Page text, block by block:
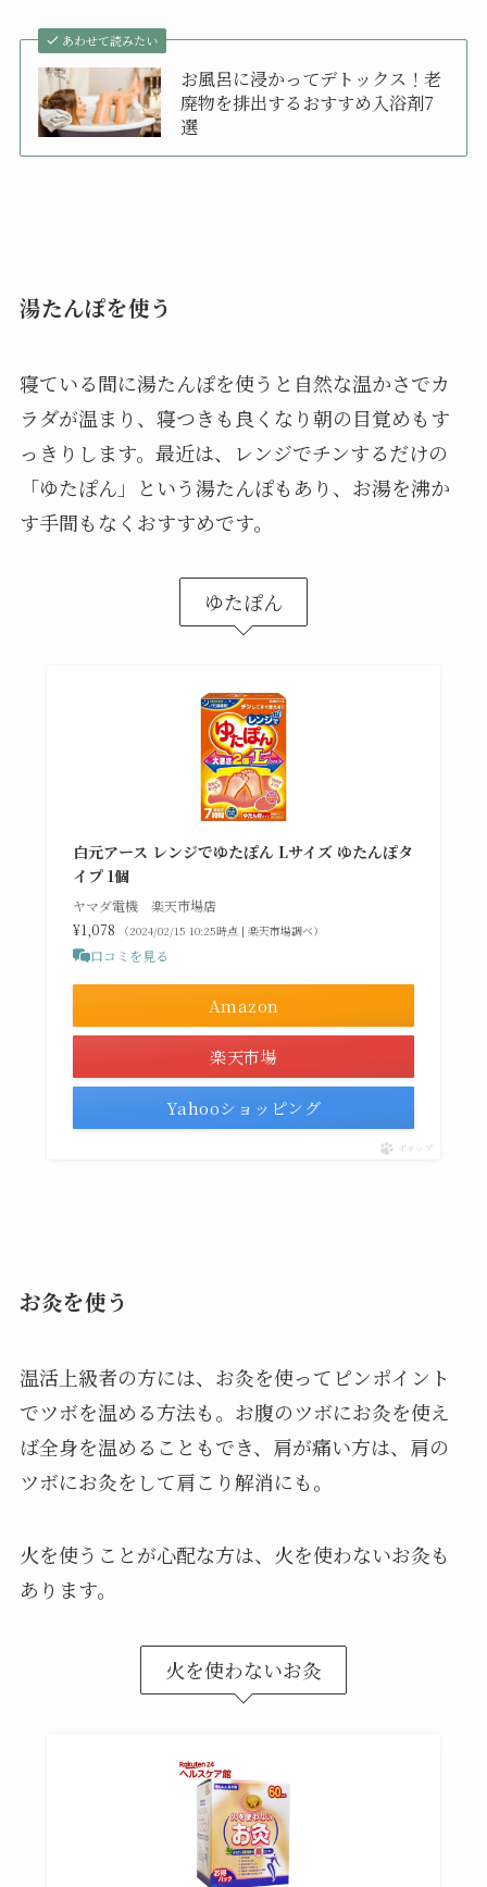
あわせて読みたい
お風呂に浸かってデトックス！老
廃物を排出するおすすめ入浴剤7
選
湯たんぽを使う
寝ている間に湯たんぽを使うと自然な温かさでカ
ラダが温まり、寝つきも良くなり朝の目覚めもす
っきりします。最近は、レンジでチンするだけの
「ゆたぽん」という湯たんぽもあり、お湯を沸か
す手間もなくおすすめです。
ゆたぽん
白元アース レンジでゆたぽん Lサイズ ゆたんぽタ
イプ 1個
ヤマダ電機 楽天市場店
¥1,078
（2024/02/15 10:25時点 | 楽天市場調べ）
口コミを見る
Amazon
楽天市場
Yahooショッピング
ポチップ
お灸を使う
温活上級者の方には、お灸を使ってピンポイント
でツボを温める方法も。お腹のツボにお灸を使え
ば全身を温めることもでき、肩が痛い方は、肩の
ツボにお灸をして肩こり解消にも。
火を使うことが心配な方は、火を使わないお灸も
あります。
火を使わないお灸